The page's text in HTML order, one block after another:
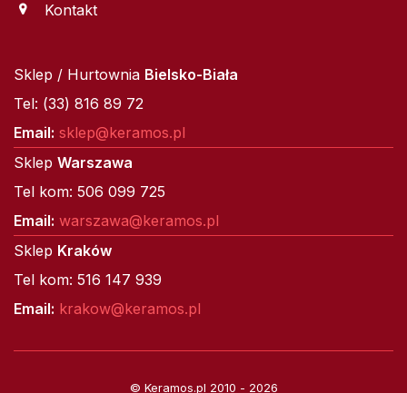
Kontakt
Sklep / Hurtownia Bielsko-Biała
Tel: (33) 816 89 72
Email: sklep@keramos.pl
Sklep Warszawa
Tel kom: 506 099 725
Email: warszawa@keramos.pl
Sklep Kraków
Tel kom: 516 147 939
Email: krakow@keramos.pl
© Keramos.pl 2010 - 2026